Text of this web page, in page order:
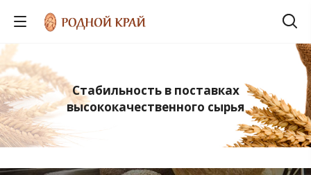
Стабильность в поставках
высококачественного сырья